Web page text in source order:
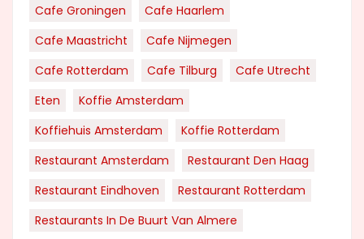
Cafe Groningen
Cafe Haarlem
Cafe Maastricht
Cafe Nijmegen
Cafe Rotterdam
Cafe Tilburg
Cafe Utrecht
Eten
Koffie Amsterdam
Koffiehuis Amsterdam
Koffie Rotterdam
Restaurant Amsterdam
Restaurant Den Haag
Restaurant Eindhoven
Restaurant Rotterdam
Restaurants In De Buurt Van Almere